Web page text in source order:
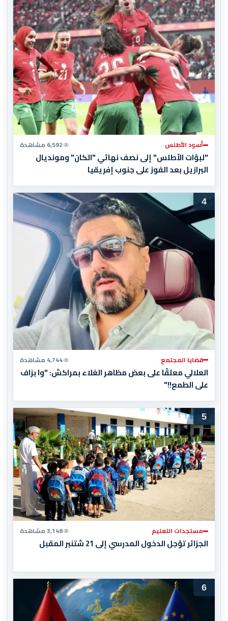
أسود الأطلس 6,592 مشاهدة
"لبؤات الأطلس" إلى نصف نهائي "الكان" ومونديال
البرازيل بعد الفوز على جنوب إفريقيا
4
قضايا المجتمع 4,744 مشاهدة
العلالي معلقًا على بعض مظاهر الغلاء بمراكش: "وا بزاف
على الطمع!!"
5
مستجدات التعليم 3,148 مشاهدة
الجزائر تؤجل الدخول المدرسي إلى 21 شتنبر المقبل
6